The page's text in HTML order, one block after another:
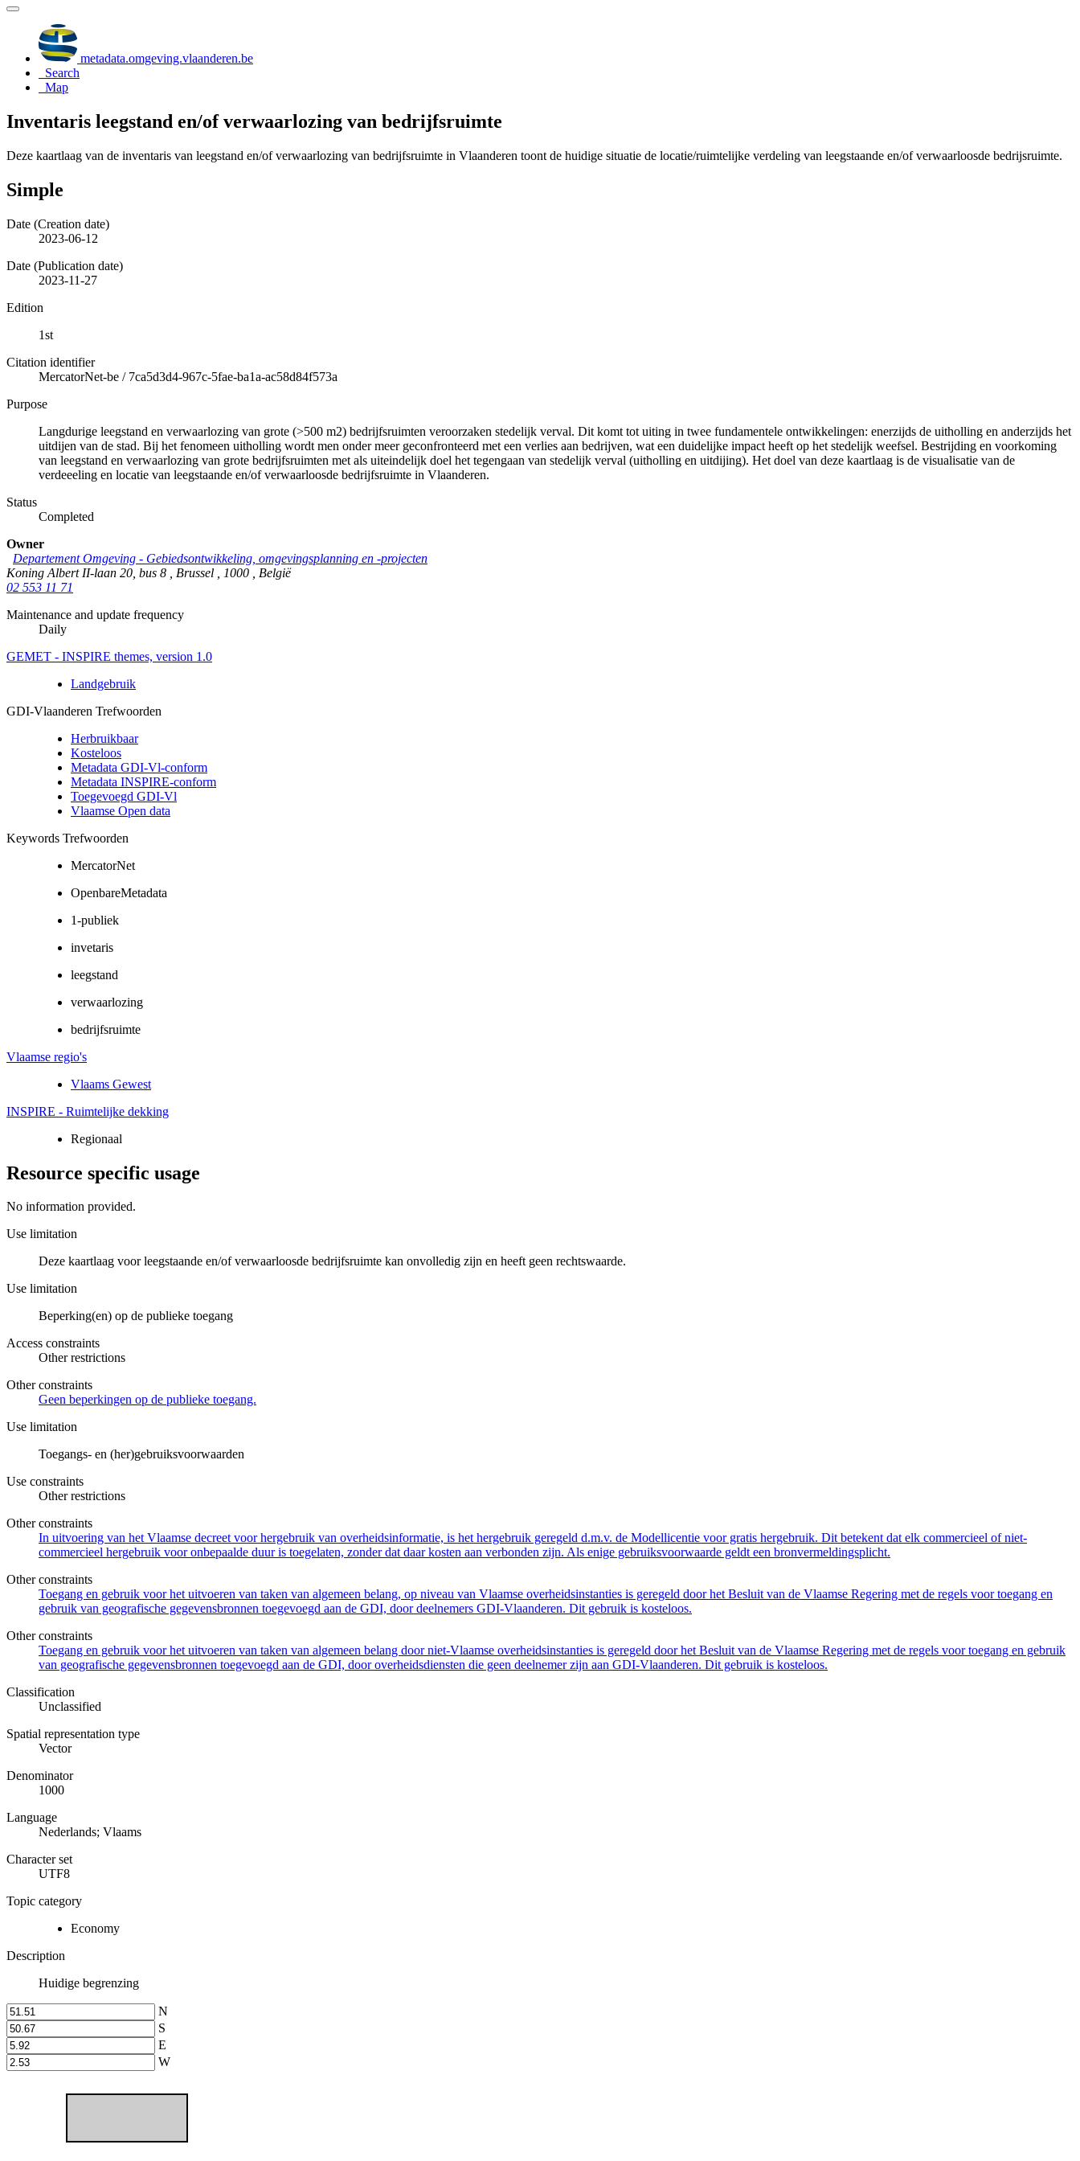
metadata.omgeving.vlaanderen.be
Search
Map
Inventaris leegstand en/of verwaarlozing van bedrijfsruimte
Deze kaartlaag van de inventaris van leegstand en/of verwaarlozing van bedrijfsruimte in Vlaanderen toont de huidige situatie de locatie/ruimtelijke verdeling van leegstaande en/of verwaarloosde bedrijsruimte.
Simple
Date (Creation date)
2023-06-12
Date (Publication date)
2023-11-27
Edition
1st
Citation identifier
MercatorNet-be / 7ca5d3d4-967c-5fae-ba1a-ac58d84f573a
Purpose
Langdurige leegstand en verwaarlozing van grote (>500 m2) bedrijfsruimten veroorzaken stedelijk verval. Dit komt tot uiting in twee fundamentele ontwikkelingen: enerzijds de uitholling en anderzijds het
uitdijen van de stad. Bij het fenomeen uitholling wordt men onder meer geconfronteerd met een verlies aan bedrijven, wat een duidelijke impact heeft op het stedelijk weefsel. Bestrijding en voorkoming
van leegstand en verwaarlozing van grote bedrijfsruimten met als uiteindelijk doel het tegengaan van stedelijk verval (uitholling en uitdijing). Het doel van deze kaartlaag is de visualisatie van de
verdeeeling en locatie van leegstaande en/of verwaarloosde bedrijfsruimte in Vlaanderen.
Status
Completed
Owner
Departement Omgeving - Gebiedsontwikkeling, omgevingsplanning en -projecten
Koning Albert II-laan 20, bus 8
Brussel 1000
België
02 553 11 71
Maintenance and update frequency
Daily
GEMET - INSPIRE themes, version 1.0
Landgebruik
GDI-Vlaanderen Trefwoorden
Herbruikbaar
Kosteloos
Metadata GDI-Vl-conform
Metadata INSPIRE-conform
Toegevoegd GDI-Vl
Vlaamse Open data
Keywords Trefwoorden
MercatorNet
OpenbareMetadata
1-publiek
invetaris
leegstand
verwaarlozing
bedrijfsruimte
Vlaamse regio's
Vlaams Gewest
INSPIRE - Ruimtelijke dekking
Regionaal
Resource specific usage
No information provided.
Use limitation
Deze kaartlaag voor leegstaande en/of verwaarloosde bedrijfsruimte kan onvolledig zijn en heeft geen rechtswaarde.
Use limitation
Beperking(en) op de publieke toegang
Access constraints
Other restrictions
Other constraints
Geen beperkingen op de publieke toegang.
Use limitation
Toegangs- en (her)gebruiksvoorwaarden
Use constraints
Other restrictions
Other constraints
In uitvoering van het Vlaamse decreet voor hergebruik van overheidsinformatie, is het hergebruik geregeld d.m.v. de Modellicentie voor gratis hergebruik. Dit betekent dat elk commercieel of niet-
commercieel hergebruik voor onbepaalde duur is toegelaten, zonder dat daar kosten aan verbonden zijn. Als enige gebruiksvoorwaarde geldt een bronvermeldingsplicht.
Other constraints
Toegang en gebruik voor het uitvoeren van taken van algemeen belang, op niveau van Vlaamse overheidsinstanties is geregeld door het Besluit van de Vlaamse Regering met de regels voor toegang en
gebruik van geografische gegevensbronnen toegevoegd aan de GDI, door deelnemers GDI-Vlaanderen. Dit gebruik is kosteloos.
Other constraints
Toegang en gebruik voor het uitvoeren van taken van algemeen belang door niet-Vlaamse overheidsinstanties is geregeld door het Besluit van de Vlaamse Regering met de regels voor toegang en gebruik
van geografische gegevensbronnen toegevoegd aan de GDI, door overheidsdiensten die geen deelnemer zijn aan GDI-Vlaanderen. Dit gebruik is kosteloos.
Classification
Unclassified
Spatial representation type
Vector
Denominator
1000
Language
Nederlands; Vlaams
Character set
UTF8
Topic category
Economy
Description
Huidige begrenzing
N
S
E
W